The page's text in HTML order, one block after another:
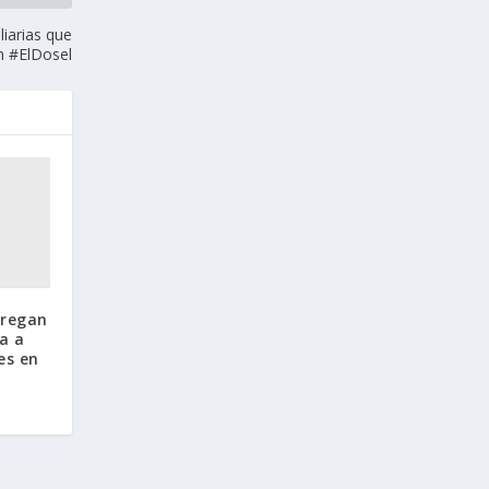
que
#ElDosel
a
en